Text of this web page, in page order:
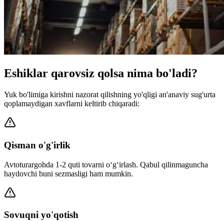
Eshiklar qarovsiz qolsa nima bo'ladi?
Yuk bo'limiga kirishni nazorat qilishning yo'qligi an'anaviy sug'urta
qoplamaydigan xavflarni keltirib chiqaradi:
Qisman o'g'irlik
Avtoturargohda 1-2 quti tovarni o‘g‘irlash. Qabul qilinmaguncha
haydovchi buni sezmasligi ham mumkin.
Sovuqni yo'qotish